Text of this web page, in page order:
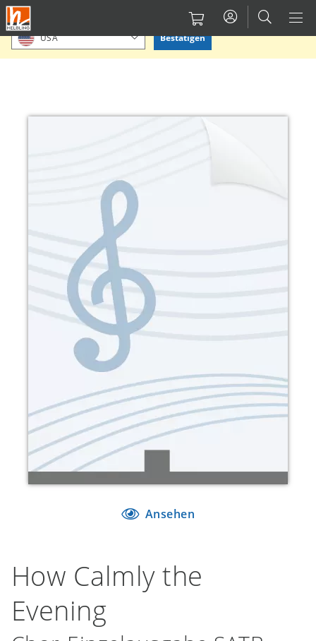
Direkt
zum
Inhalt
Bitte Standort bestätigen oder einen anderen auswählen.
USA Bestätigen
Ansehen
How Calmly the
Evening